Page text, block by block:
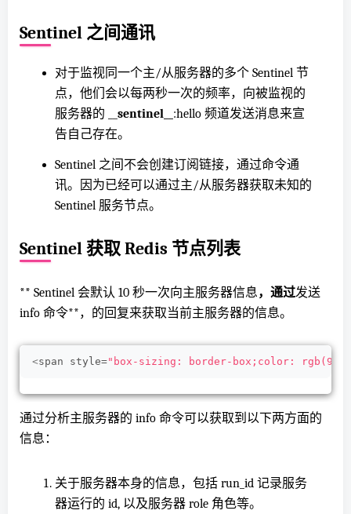
Sentinel 之间通讯
对于监视同一个主/从服务器的多个 Sentinel 节
点，他们会以每两秒一次的频率，向被监视的
服务器的 __ sentinel
:hello 频道发送消息来宣
告自己存在。
Sentinel 之间不会创建订阅链接，通过命令通
讯。
因为已经可以通过主/从服务器获取未知的
Sentinel 服务节点。
Sentinel 获取 Redis 节点列表
** Sentinel 会默认 10 秒一次向主服务器信息，通过发送
info 命令**，的回复来获取当前主服务器的信息。
<span style="box-sizing: border-box;color:
通过分析主服务器的 info 命令可以获取到以下两方面的
信息：
关于服务器本身的信息，包括 run_id 记录服务
器运行的 id, 以及服务器 role 角色等。